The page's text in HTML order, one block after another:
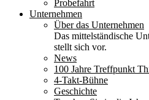
Probefahrt
Unternehmen
Über das Unternehmen
Das mittelständische
stellt sich vor.
News
100 Jahre Treffpunkt
4-Takt-Bühne
Geschichte